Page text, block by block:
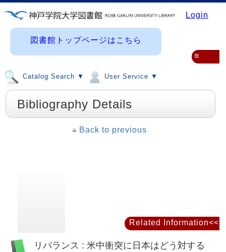
Login
図書館トップページはこちら
Catalog Search ▼ User Service ▼
≡
Bibliography Details
Back to previous
リバランス : 米中衝突に日本はどう対する
Related Information<<